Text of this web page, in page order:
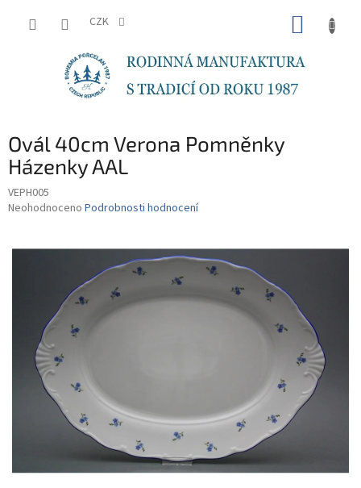
CZK
Ovál 40cm Verona Pomněnky
Házenky AAL
VEPH005
Průměrné
je
hvězdiček.
Neohodnoceno Podrobnosti hodnocení